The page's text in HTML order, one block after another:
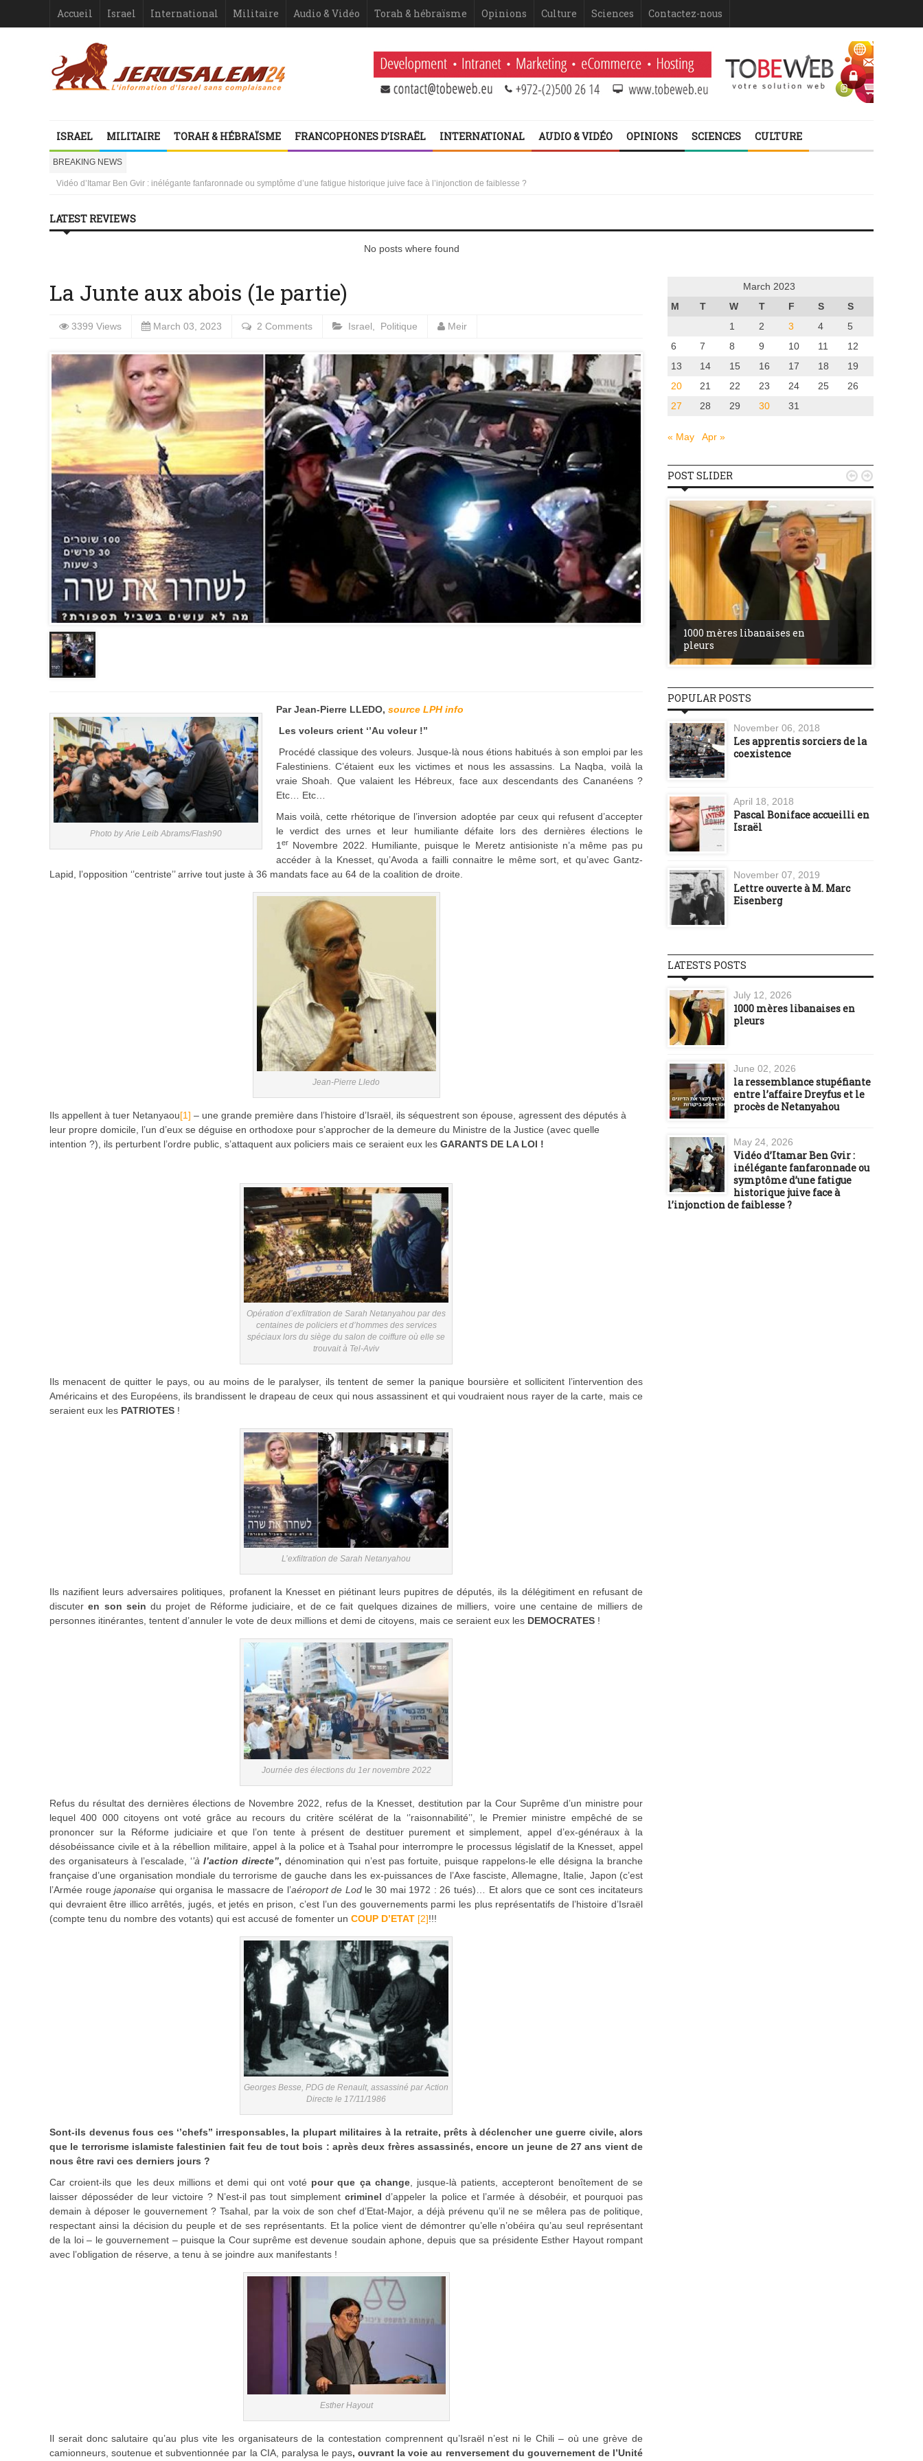
Accueil Israel International Militaire Audio & Vidéo Torah & hébraïsme Opinions Culture Sciences Contactez-nous
ISRAEL MILITAIRE TORAH & HÉBRAÏSME FRANCOPHONES D’ISRAËL INTERNATIONAL AUDIO & VIDÉO OPINIONS SCIENCES CULTURE
BREAKING NEWS
Israël-France : asymétrie criante
1000 mères libanaises en pleurs
Vidéo d’Itamar Ben Gvir : inélégante fanfaronnade ou symptôme d’une fatigue historique juive face à l’injonction de faiblesse ?
Israël ou le droit international comme suicide juridiquement assisté
LATEST REVIEWS
No posts where found
La Junte aux abois (1e partie)
3399 Views March 03, 2023 2 Comments Israel Politique Meir
Photo by Arie Leib Abrams/Flash90
Par Jean-Pierre LLEDO, source LPH info
Les voleurs crient ‘’Au voleur !’’
Procédé classique des voleurs. Jusque-là nous étions habitués à son emploi par les
Falestiniens. C’étaient eux les victimes et nous les assassins. La Naqba, voilà la
vraie Shoah. Que valaient les Hébreux, face aux descendants des Cananéens ?
Etc… Etc…
Mais voilà, cette rhétorique de l’inversion adoptée par ceux qui refusent d’accepter
le verdict des urnes et leur humiliante défaite lors des dernières élections le
1er Novembre 2022. Humiliante, puisque le Meretz antisioniste n’a même pas pu
accéder à la Knesset, qu’Avoda a failli connaitre le même sort, et qu’avec Gantz-
Lapid, l’opposition ‘’centriste’’ arrive tout juste à 36 mandats face au 64 de la coalition de droite.
Jean-Pierre Lledo
Ils appellent à tuer Netanyaou[1] – une grande première dans l’histoire d’Israël, ils séquestrent son épouse, agressent des députés à
leur propre domicile, l’un d’eux se déguise en orthodoxe pour s’approcher de la demeure du Ministre de la Justice (avec quelle
intention ?), ils perturbent l’ordre public, s’attaquent aux policiers mais ce seraient eux les GARANTS DE LA LOI !
Opération d’exfiltration de Sarah Netanyahou par des
centaines de policiers et d’hommes des services
spéciaux lors du siège du salon de coiffure où elle se
trouvait à Tel-Aviv
Ils menacent de quitter le pays, ou au moins de le paralyser, ils tentent de semer la panique boursière et sollicitent l’intervention des
Américains et des Européens, ils brandissent le drapeau de ceux qui nous assassinent et qui voudraient nous rayer de la carte, mais ce
seraient eux les PATRIOTES !
L’exfiltration de Sarah Netanyahou
Ils nazifient leurs adversaires politiques, profanent la Knesset en piétinant leurs pupitres de députés, ils la délégitiment en refusant de
discuteren son sein du projet de Réforme judiciaire, et de ce fait quelques dizaines de milliers, voire une centaine de milliers de
personnes itinérantes, tentent d’annuler le vote de deux millions et demi de citoyens, mais ce seraient eux les DEMOCRATES !
Journée des élections du 1er novembre 2022
Refus du résultat des dernières élections de Novembre 2022, refus de la Knesset, destitution par la Cour Suprême d’un ministre pour
lequel 400 000 citoyens ont voté grâce au recours du critère scélérat de la ‘’raisonnabilité’’, le Premier ministre empêché de se
prononcer sur la Réforme judiciaire et que l’on tente à présent de destituer purement et simplement, appel d’ex-généraux à la
désobéissance civile et à la rébellion militaire, appel à la police et à Tsahal pour interrompre le processus législatif de la Knesset, appel
des organisateurs à l’escalade, ‘’àl’action directe’’,dénomination qui n’est pas fortuite, puisque rappelons-le elle désigna la branche
française d’une organisation mondiale du terrorisme de gauche dans les ex-puissances de l’Axe fasciste, Allemagne, Italie, Japon (c’est
l’Armée rougejaponaise qui organisa le massacre de l’aéroport de Lodle 30 mai 1972 : 26 tués)… Et alors que ce sont ces incitateurs
qui devraient être illico arrêtés, jugés, et jetés en prison, c’est l’un des gouvernements parmi les plus représentatifs de l’histoire d’Israël
(compte tenu du nombre des votants) qui est accusé de fomenter un COUP D’ETAT [2]!!!
Georges Besse, PDG de Renault, assassiné par Action
Directe le 17/11/1986
Sont-ils devenus fous ces ‘’chefs’’ irresponsables, la plupart militaires à la retraite, prêts à déclencher une guerre civile, alors
que le terrorisme islamiste falestinien fait feu de tout bois : après deux frères assassinés, encore un jeune de 27 ans vient de
nous être ravi ces derniers jours ?
Car croient-ils que les deux millions et demi qui ont voté pour que ça change, jusque-là patients, accepteront benoîtement de se
laisser déposséder de leur victoire ? N’est-il pas tout simplement criminel d’appeler la police et l’armée à désobéir, et pourquoi pas
demain à déposer le gouvernement ? Tsahal, par la voix de son chef d’Etat-Major, a déjà prévenu qu’il ne se mêlera pas de politique,
respectant ainsi la décision du peuple et de ses représentants. Et la police vient de démontrer qu’elle n’obéira qu’au seul représentant
de la loi – le gouvernement – puisque la Cour suprême est devenue soudain aphone, depuis que sa présidente Esther Hayout rompant
avec l’obligation de réserve, a tenu à se joindre aux manifestants !
Esther Hayout
Il serait donc salutaire qu’au plus vite les organisateurs de la contestation comprennent qu’Israël n’est ni le Chili – où une grève de
camionneurs, soutenue et subventionnée par la CIA, paralysa le pays, ouvrant la voie au renversement du gouvernement de l’Unité
March 2023
M
T W T F S
S
1
2 3 4
5
6
7 8 9 10 11
12
13
14 15 16 17 18
19
20
21 22 23 24 25
26
27
28 29 30 31
« May Apr »
POST SLIDER
Vidéo d’Itamar Ben Gvir :
inélégante fanfaronnade ou
symptôme d’une fatigue
1000 mères libanaises en
pleurs
 
POPULAR POSTS
November 06, 2018
Les apprentis sorciers de la
coexistence
April 18, 2018
Pascal Boniface accueilli en
Israël
November 07, 2019
Lettre ouverte à M. Marc
Eisenberg
LATESTS POSTS
July 12, 2026
1000 mères libanaises en
pleurs
June 02, 2026
la ressemblance stupéfiante
entre l’affaire Dreyfus et le
procès de Netanyahou
May 24, 2026
Vidéo d’Itamar Ben Gvir :
inélégante fanfaronnade ou
symptôme d’une fatigue
historique juive face à
l’injonction de faiblesse ?